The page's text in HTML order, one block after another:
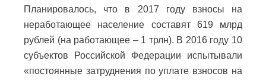
Планировалось, что в 2017 году взносы на
неработающее население составят 619 млрд
рублей (на работающее – 1 трлн). В 2016 году 10
субъектов Российской Федерации испытывали
«постоянные затруднения по уплате взносов на